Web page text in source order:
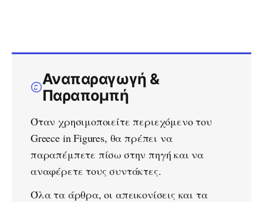
Αναπαραγωγή &
Παραπομπή
Όταν χρησιμοποιείτε περιεχόμενο του
Greece in Figures, θα πρέπει να
παραπέμπετε πίσω στην πηγή και να
αναφέρετε τους συντάκτες.
Όλα τα άρθρα, οι απεικονίσεις και τα